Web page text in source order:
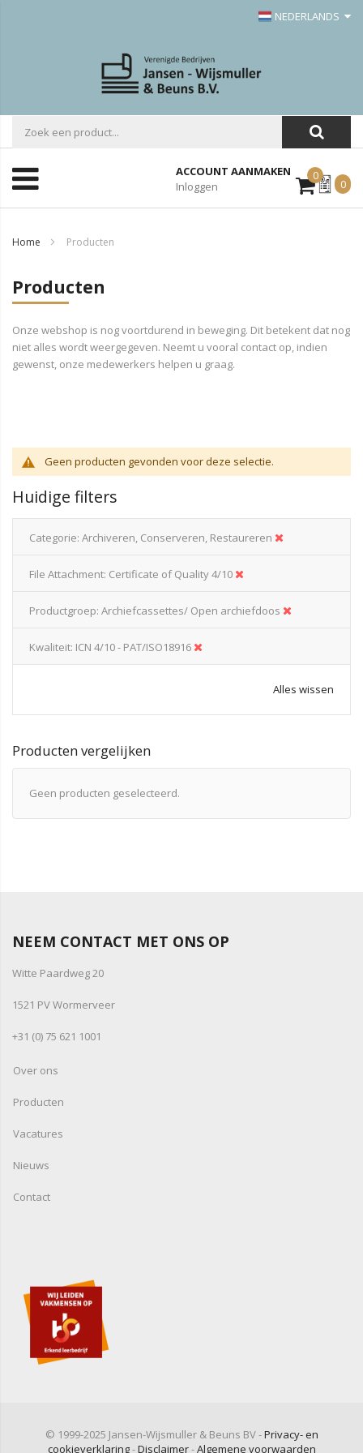
NEDERLANDS
ACCOUNT AANMAKEN
Inloggen
0Mijn
Offerte
0
Home Producten
Producten
Onze webshop is nog voortdurend in beweging. Dit betekent dat nog
niet alles wordt weergegeven. Neemt u vooral contact op, indien
gewenst, onze medewerkers helpen u graag.
Geen producten gevonden voor deze selectie.
Huidige filters
Categorie Archiveren, Conserveren, Restaureren
File Attachment Certificate of Quality 4/10
Productgroep Archiefcassettes/ Open archiefdoos
Kwaliteit ICN 4/10 - PAT/ISO18916
Alles wissen
Producten vergelijken
Geen producten geselecteerd.
NEEM CONTACT MET ONS OP
Witte Paardweg 20
1521 PV Wormerveer
+31 (0) 75 621 1001
Over ons
Producten
Vacatures
Nieuws
Contact
© 1999-2025 Jansen-Wijsmuller & Beuns BV -Privacy- en
cookieverklaring-Disclaimer-Algemene voorwaarden